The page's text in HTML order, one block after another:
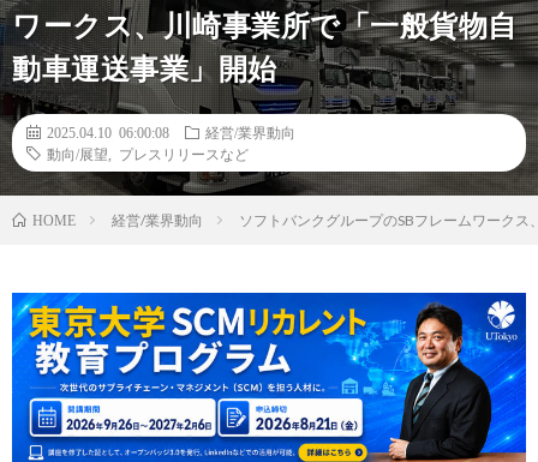
ワークス、川崎事業所で「一般貨物自
動車運送事業」開始
2025.04.10 06:00:08
経営/業界動向
動向/展望
プレスリリースなど
HOME 経営/業界動向 ソフトバンクグループのSBフレームワーク